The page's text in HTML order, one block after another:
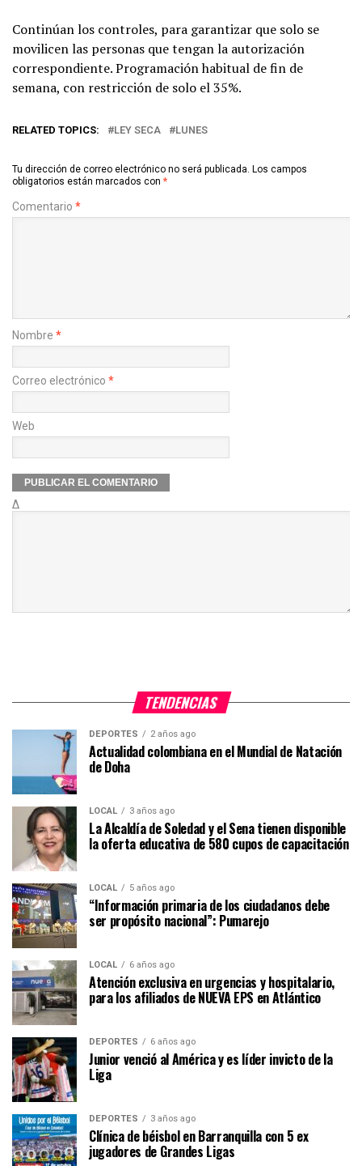
Continúan los controles, para garantizar que solo se
movilicen las personas que tengan la autorización
correspondiente. Programación habitual de fin de
semana, con restricción de solo el 35%.
RELATED TOPICS: LEY SECA LUNES
Tu dirección de correo electrónico no será publicada. Los campos
obligatorios están marcados con *
Comentario *
Nombre *
Correo electrónico *
Web
Δ
TENDENCIAS
DEPORTES 2 años ago
Actualidad colombiana en el Mundial de Natación
de Doha
LOCAL 3 años ago
La Alcaldía de Soledad y el Sena tienen disponible
la oferta educativa de 580 cupos de capacitación
LOCAL 5 años ago
“Información primaria de los ciudadanos debe
ser propósito nacional”: Pumarejo
LOCAL 6 años ago
Atención exclusiva en urgencias y hospitalario,
para los afiliados de NUEVA EPS en Atlántico
DEPORTES 6 años ago
Junior venció al América y es líder invicto de la
Liga
DEPORTES 3 años ago
Clínica de béisbol en Barranquilla con 5 ex
jugadores de Grandes Ligas